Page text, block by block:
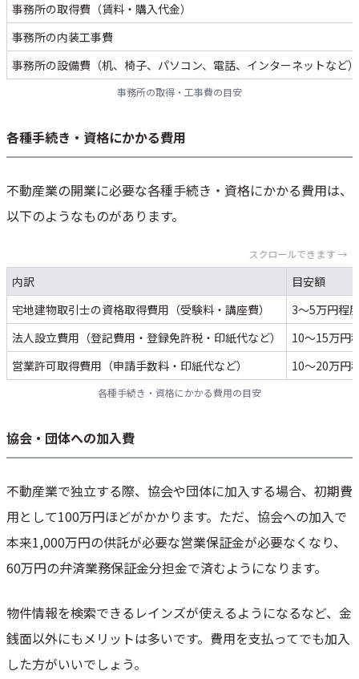
事務所の取得費（賃料・購入代金）
事務所の内装工事費
事務所の設備費（机、椅子、パソコン、電話、インターネットなど）
事務所の取得・工事費の目安
各種手続き・資格にかかる費用
不動産業の開業に必要な各種手続き・資格にかかる費用は、
以下のようなものがあります。
スクロールできます →
内訳
目安額
宅地建物取引士の資格取得費用（受験料・講座費）
3～5万円程
法人設立費用（登記費用・登録免許税・印紙代など）
10～15万円
営業許可取得費用（申請手数料・印紙代など）
10～20万円
各種手続き・資格にかかる費用の目安
協会・団体への加入費
不動産業で独立する際、協会や団体に加入する場合、初期費
用として100万円ほどがかかります。ただ、協会への加入で
本来1,000万円の供託が必要な営業保証金が必要なくなり、
60万円の弁済業務保証金分担金で済むようになります。
物件情報を検索できるレインズが使えるようになるなど、金
銭面以外にもメリットは多いです。費用を支払ってでも加入
した方がいいでしょう。